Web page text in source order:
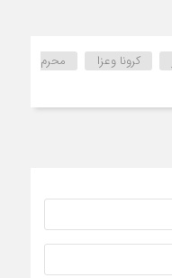
کرونا وعزا
محرم